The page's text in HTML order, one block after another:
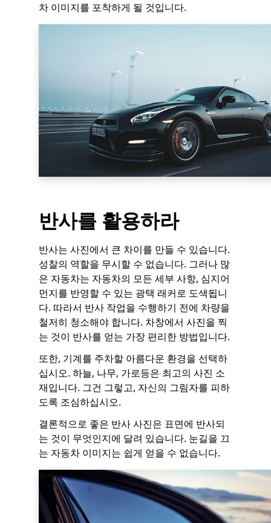
차 이미지를 포착하게 될 것입니다.
반사를 활용하라
반사는 사진에서 큰 차이를 만들 수 있습니다.
성찰의 역할을 무시할 수 없습니다. 그러나 많
은 자동차는 자동차의 모든 세부 사항, 심지어
먼지를 반영할 수 있는 광택 래커로 도색됩니
다. 따라서 반사 작업을 수행하기 전에 차량을
철저히 청소해야 합니다. 차창에서 사진을 찍
는 것이 반사를 얻는 가장 편리한 방법입니다.
또한, 기계를 주차할 아름다운 환경을 선택하
십시오. 하늘, 나무, 가로등은 최고의 사진 소
재입니다. 그건 그렇고, 자신의 그림자를 피하
도록 조심하십시오.
결론적으로 좋은 반사 사진은 표면에 반사되
는 것이 무엇인지에 달려 있습니다. 눈길을 끄
는 자동차 이미지는 쉽게 얻을 수 없습니다.